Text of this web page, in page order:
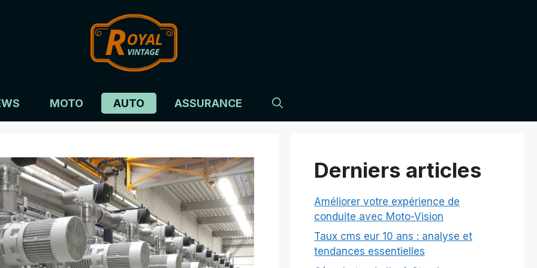
MOTO AUTO ASSURANCE
Derniers articles
Améliorer votre expérience de
conduite avec Moto-Vision
Taux cms eur 10 ans : analyse et
tendances essentielles